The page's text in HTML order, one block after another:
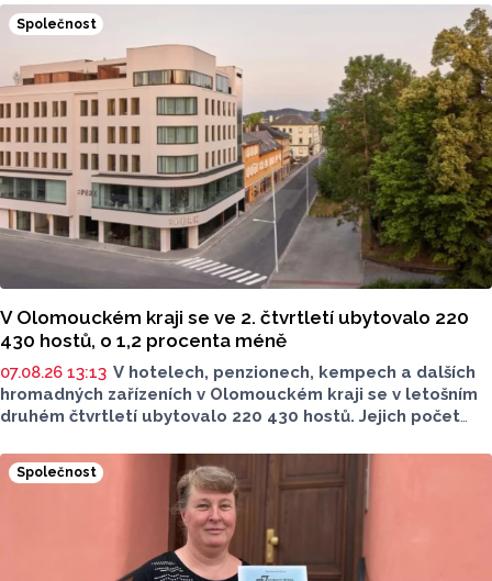
(VN Plumlov) a v Koupací oblasti Poděbrady (KO
Poděbrady). Monitoring byl proveden Krajskou
hygienickou stanicí Olomouckého kraje (KHS)
ve spolupráci se Zdravotním ústavem se sídlem v Ostravě,
Centrem hygienických laboratoří v Olomouci.
Společnost
V Olomouckém kraji se ve 2. čtvrtletí ubytovalo 220
430 hostů, o 1,2 procenta méně
07.08.26 13:13 V hotelech, penzionech, kempech a dalších
hromadných zařízeních v Olomouckém kraji se v letošním
druhém čtvrtletí ubytovalo 220 430 hostů. Jejich počet
přibylo ubytovaných cizinců, kterých bylo 45 548,
meziročně o 9,1 procenta více. Naopak domácích hostů
v regionu ubylo, kraj v tomto období navštívilo 174 882
turistů, což bylo meziročně o 3,6 procenta méně. Celkový
počet přenocování v kraji klesl o 4,7 procenta. Údaje
dnes zveřejnil Český statistický úřad (ČSÚ).
Společnost